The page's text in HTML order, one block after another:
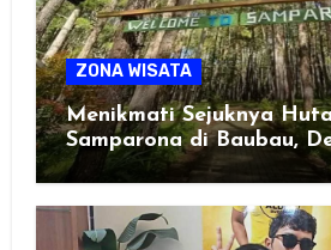
ZONA WISATA
Menikmati Sejuknya
Samparona di Baubau,
Healing Favorit!